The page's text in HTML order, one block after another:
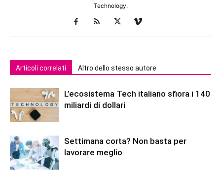
Technology.
Articoli correlati Altro dello stesso autore
L’ecosistema Tech italiano sfiora i 140
miliardi di dollari
Settimana corta? Non basta per
lavorare meglio